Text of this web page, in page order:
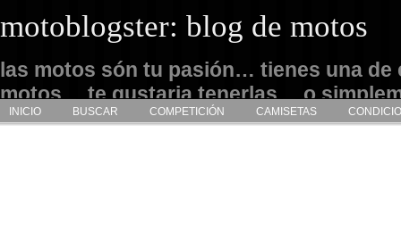
motoblogster: blog de motos
las motos són tu pasión… tienes una de
motos… te gustaria tenerlas… o
admirarlas… este es tu sitio
INICIO BUSCAR COMPETICIÓN CAMISETAS